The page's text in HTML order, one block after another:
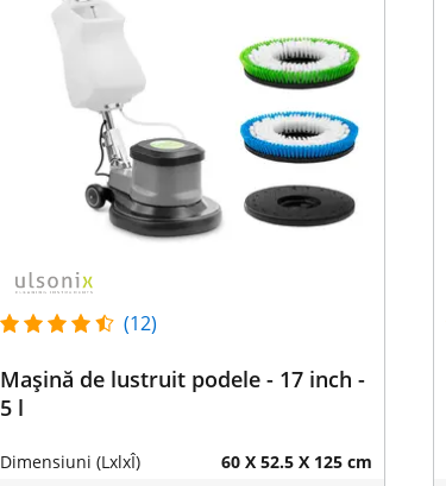
(12)
Mașină de lustruit podele - 17 inch -
5 l
Dimensiuni (LxlxÎ) 60 X 52.5 X 125 cm